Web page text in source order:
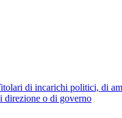
di incarichi politici, di
direzione o di governo